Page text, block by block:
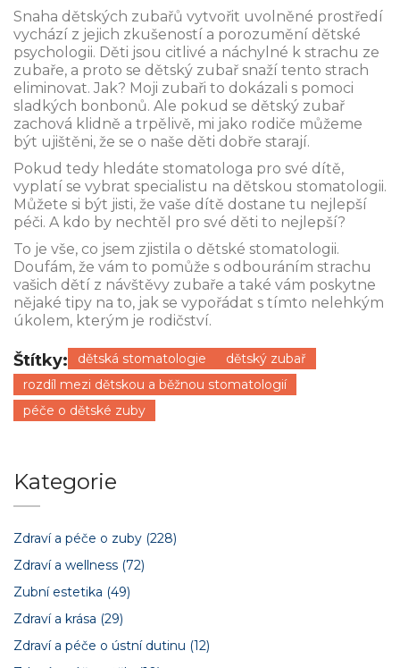
Snaha dětských zubařů vytvořit uvolněné prostředí
vychází z jejich zkušeností a porozumění dětské
psychologii. Děti jsou citlivé a náchylné k strachu ze
zubaře, a proto se dětský zubař snaží tento strach
eliminovat. Jak? Moji zubaři to dokázali s pomoci
sladkých bonbonů. Ale pokud se dětský zubař
zachová klidně a trpělivě, mi jako rodiče můžeme
být ujištěni, že se o naše děti dobře starají.
Pokud tedy hledáte stomatologa pro své dítě,
vyplatí se vybrat specialistu na dětskou stomatologii.
Můžete si být jisti, že vaše dítě dostane tu nejlepší
péči. A kdo by nechtěl pro své děti to nejlepší?
To je vše, co jsem zjistila o dětské stomatologii.
Doufám, že vám to pomůže s odbouráním strachu
vašich dětí z návštěvy zubaře a také vám poskytne
nějaké tipy na to, jak se vypořádat s tímto nelehkým
úkolem, kterým je rodičství.
Štítky: dětská stomatologie
dětský zubař
rozdíl mezi dětskou a běžnou stomatologií
péče o dětské zuby
Kategorie
Zdraví a péče o zuby (228)
Zdraví a wellness (72)
Zubní estetika (49)
Zdraví a krása (29)
Zdraví a péče o ústní dutinu (12)